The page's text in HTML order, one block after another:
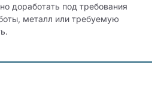
доработать под требования
металл или требуемую